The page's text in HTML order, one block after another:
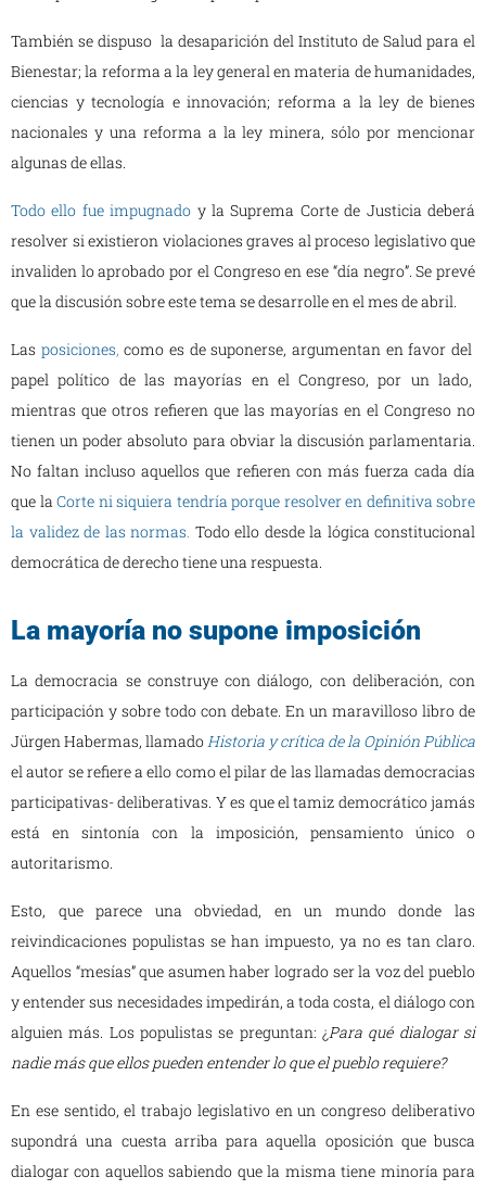
También se dispuso la desaparición del Instituto de Salud para el
Bienestar; la reforma a la ley general en materia de humanidades,
ciencias y tecnología e innovación; reforma a la ley de bienes
nacionales y una reforma a la ley minera, sólo por mencionar
algunas de ellas.
Todo ello fue impugnado y la Suprema Corte de Justicia deberá
resolver si existieron violaciones graves al proceso legislativo que
invaliden lo aprobado por el Congreso en ese “día negro”. Se prevé
que la discusión sobre este tema se desarrolle en el mes de abril.
Las posiciones,como es de suponerse, argumentan en favor del
papel político de las mayorías en el Congreso, por un lado,
mientras que otros refieren que las mayorías en el Congreso no
tienen un poder absoluto para obviar la discusión parlamentaria.
No faltan incluso aquellos que refieren con más fuerza cada día
que laCorte ni siquiera tendría porque resolver en definitiva sobre
la validez de las normas. Todo ello desde la lógica constitucional
democrática de derecho tiene una respuesta.
La mayoría no supone imposición
La democracia se construye con diálogo, con deliberación, con
participación y sobre todo con debate. En un maravilloso libro de
Jürgen Habermas, llamadoHistoria y crítica de la Opinión Pública
el autor se refiere a ello como el pilar de las llamadas democracias
participativas- deliberativas. Y es que el tamiz democrático jamás
está en sintonía con la imposición, pensamiento único o
autoritarismo.
Esto, que parece una obviedad, en un mundo donde las
reivindicaciones populistas se han impuesto, ya no es tan claro.
Aquellos “mesías” que asumen haber logrado ser la voz del pueblo
y entender sus necesidades impedirán, a toda costa, el diálogo con
alguien más. Los populistas se preguntan: ¿Para qué dialogar si
nadie más que ellos pueden entender lo que el pueblo requiere?
En ese sentido, el trabajo legislativo en un congreso deliberativo
supondrá una cuesta arriba para aquella oposición que busca
dialogar con aquellos sabiendo que la misma tiene minoría para